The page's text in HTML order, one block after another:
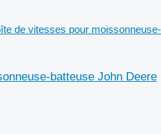
de vitesses pour moissonneuse-
batteuse John Deere